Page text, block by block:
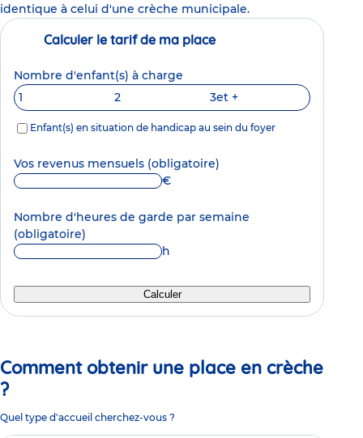
identique à celui d'une crèche municipale.
Calculer le tarif de ma place
Nombre d'enfant(s) à charge
1
2 3et +
Enfant(s) en situation de handicap au sein du foyer
Vos revenus mensuels (obligatoire)
€
Nombre d'heures de garde par semaine
(obligatoire)
h
Calculer
Comment obtenir une place en crèche
?
Quel type d'accueil cherchez-vous ?